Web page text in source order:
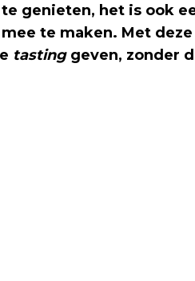
genieten, het is ook
te maken. Met
tastinggeven, zonder